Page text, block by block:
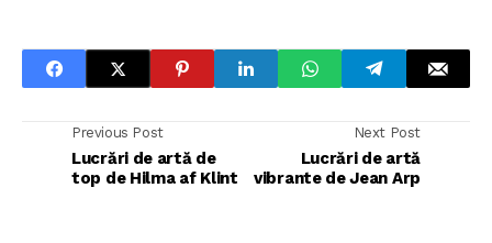
Previous Post
Lucrări de artă de
top de Hilma af Klint
Next Post
Lucrări de artă
vibrante de Jean Arp